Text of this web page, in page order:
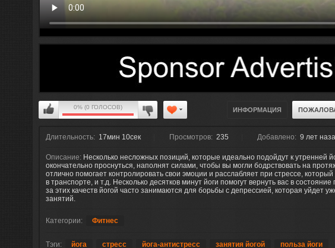
0% (0 ГОЛОСОВ) ИНФОРМАЦИЯ
Длительность: 17мин 10сек Просмотров: 235 Добавлено: 9 лет
Описание: Несколько несложных позиций, которые идеально подойдут к утренней
окончательно проснуться, наполнят силами, чтобы вы могли бодрствовать на
отлично помогает контролировать свои эмоции и расслабляет при стрессе,
в транспорте, и т.д. Несколько десятков минут йоги помогут вернуть вас в
за этих качеств йогой часто занимаются для борьбы с депрессией, которая уйдет
занятий.
Категории: Фитнес
Тэги: йога стресс йога-антистресс занятия йогой польза йоги